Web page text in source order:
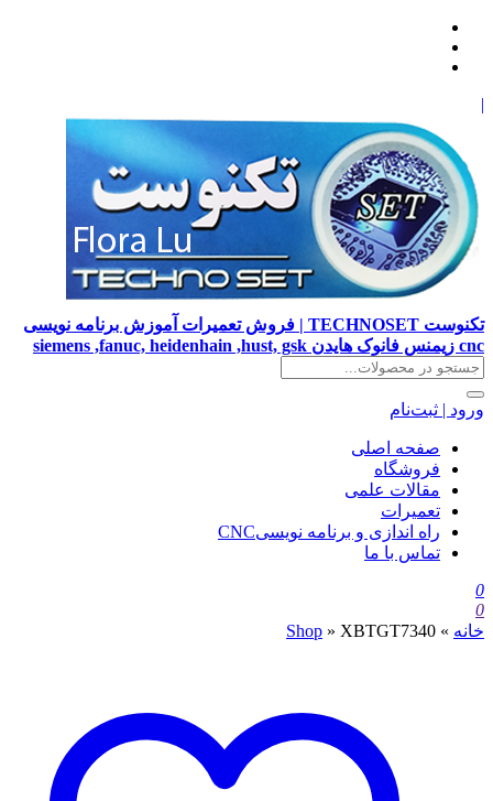
|
تکنوست TECHNOSET | فروش تعمیرات آموزش برنامه نویسی
cnc زیمنس فانوک هایدن siemens ,fanuc, heidenhain ,hust, gsk
ورود | ثبت‌نام
صفحه اصلی
فروشگاه
مقالات علمی
تعمیرات
راه اندازی و برنامه نویسیCNC
تماس با ما
0
0
خانه »
Shop » XBTGT7340